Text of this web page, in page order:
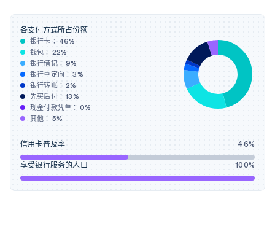
各支付方式所占份额
银行卡： 46%
钱包： 22%
银行借记：9%
银行重定向：3%
银行转账：2%
先买后付：13%
现金付款凭单： 0%
其他： 5%
信用卡普及率 46%
享受银行服务的人口 100%
捷克
English
克罗地亚
EnglishItaliano
拉脱维亚
English
立陶宛
English
列支敦士登
卢森堡
罗马尼亚
English
马尔他